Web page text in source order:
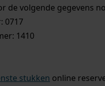
de volgende gegevens
0717
1410
stukken online